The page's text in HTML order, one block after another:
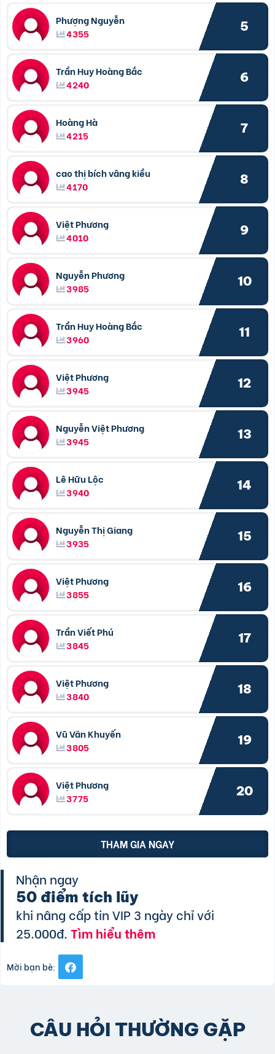
Phượng Nguyễn
4355
5
Trần Huy Hoàng Bắc
4240
6
Hoàng Hà
4215
7
cao thị bích vâng kiều
4170
8
Việt Phương
4010
9
Nguyễn Phương
3985
10
Trần Huy Hoàng Bắc
3960
11
Việt Phương
3945
12
Nguyễn Việt Phương
3945
13
Lê Hữu Lộc
3940
14
Nguyễn Thị Giang
3935
15
Việt Phương
3855
16
Trần Viết Phú
3845
17
Việt Phương
3840
18
Vũ Văn Khuyến
3805
19
Việt Phương
3775
20
THAM GIA NGAY
Nhận ngay
50 điểm tích lũy
khi nâng cấp tin VIP 3 ngày chỉ với
25.000đ.Tìm hiểu thêm
Mời bạn bè:
CÂU HỎI THƯỜNG GẶP